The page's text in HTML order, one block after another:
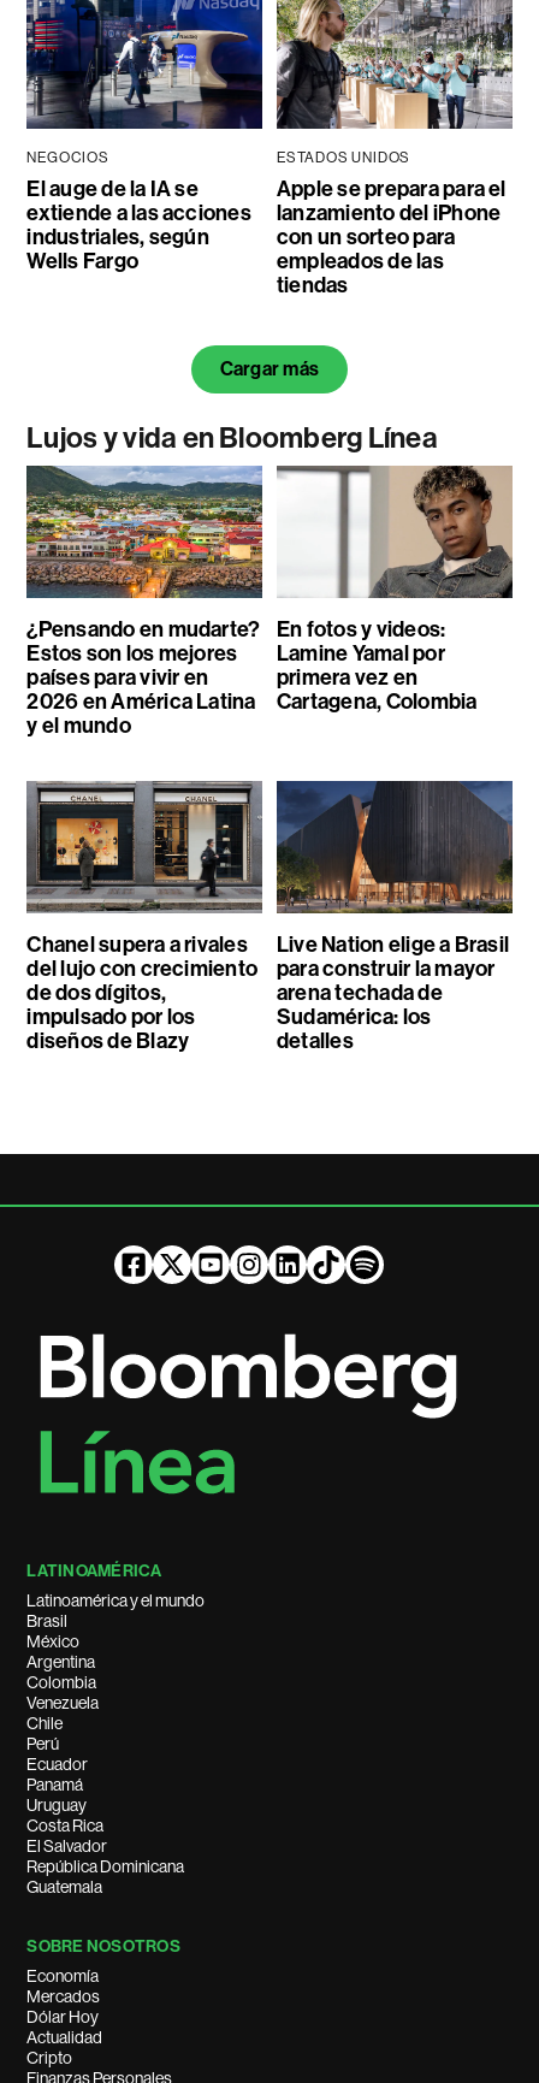
NEGOCIOS
El auge de la IA se
extiende a las acciones
industriales, según
Wells Fargo
ESTADOS UNIDOS
Apple se prepara para el
lanzamiento del iPhone
con un sorteo para
empleados de las
tiendas
Cargar más
Lujos y vida en Bloomberg Línea
¿Pensando en mudarte?
Estos son los mejores
países para vivir en
2026 en América Latina
y el mundo
En fotos y videos:
Lamine Yamal por
primera vez en
Cartagena, Colombia
Chanel supera a rivales
del lujo con crecimiento
de dos dígitos,
impulsado por los
diseños de Blazy
Live Nation elige a Brasil
para construir la mayor
arena techada de
Sudamérica: los
detalles
LATINOAMÉRICA
Latinoamérica y el mundo
Brasil
México
Argentina
Colombia
Venezuela
Chile
Perú
Ecuador
Panamá
Uruguay
Costa Rica
El Salvador
República Dominicana
Guatemala
SOBRE NOSOTROS
Economía
Mercados
Dólar Hoy
Actualidad
Cripto
Finanzas Personales